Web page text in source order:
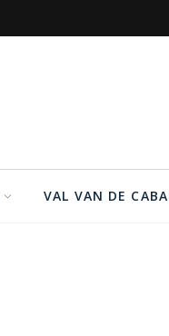
VAL VAN DE